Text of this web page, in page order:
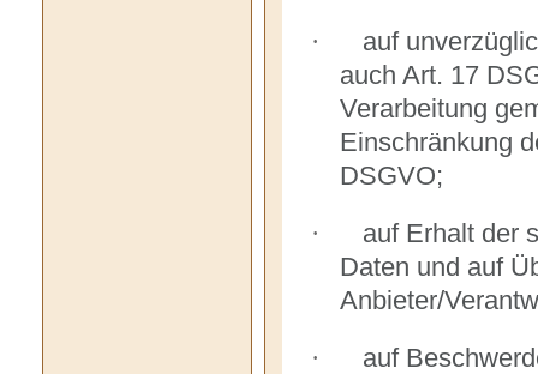
·
auf
auch Art. 17
Verarbeitung
Einschränkung
DSGVO;
·
auf Erhalt der
Daten und auf
Anbieter/
·
auf